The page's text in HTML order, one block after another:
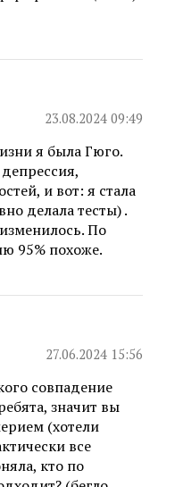
23.08.2024 09:49
я была Гюго.
и вот: я стала
делала тесты) .
По
95% похоже.
27.06.2024 15:56
совпадение
значит вы
(хотели
все
кто по